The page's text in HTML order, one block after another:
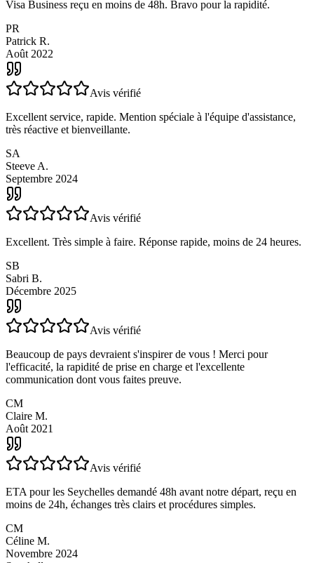
Visa Business reçu en moins de 48h. Bravo pour la rapidité.
PR
Patrick R.
Août 2022
Avis vérifié
Excellent service, rapide. Mention spéciale à l'équipe d'assistance,
très réactive et bienveillante.
SA
Steeve A.
Septembre 2024
Excellent. Très simple à faire. Réponse rapide, moins de 24 heures.
SB
Sabri B.
Décembre 2025
Avis vérifié
l'efficacité, la rapidité de prise en charge et l'excellente
communication dont vous faites preuve.
CM
Claire M.
Août 2021
Avis vérifié
ETA pour les Seychelles demandé 48h avant notre départ, reçu en
moins de 24h, échanges très clairs et procédures simples.